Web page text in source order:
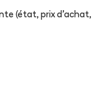
(état, prix d'achat,